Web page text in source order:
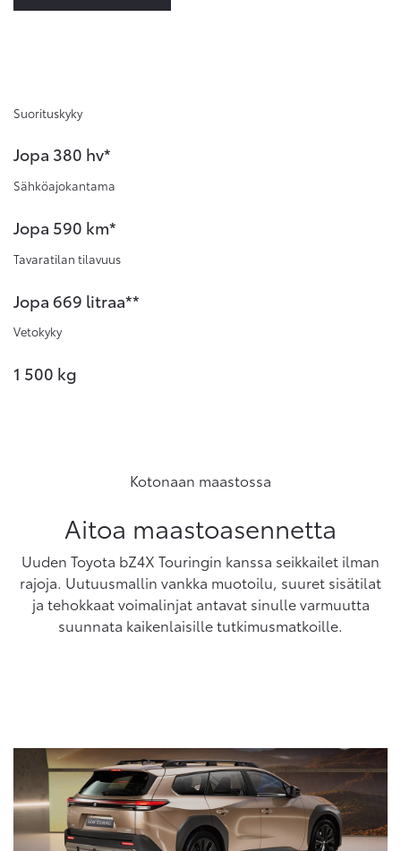
Suorituskyky
Jopa 380 hv*
Sähköajokantama
Jopa 590 km*
Tavaratilan tilavuus
Jopa 669 litraa**
Vetokyky
1 500 kg
Kotonaan maastossa
Aitoa maastoasennetta
Uuden Toyota bZ4X Touringin kanssa seikkailet ilman
rajoja. Uutuusmallin vankka muotoilu, suuret sisätilat
ja tehokkaat voimalinjat antavat sinulle varmuutta
suunnata kaikenlaisille tutkimusmatkoille.